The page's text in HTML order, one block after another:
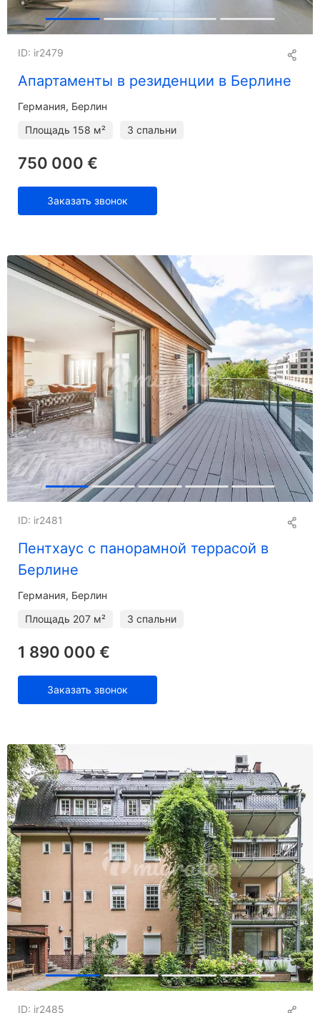
Апартаменты в резиденции в Берлине
ID: ir2479
Германия, Берлин
Площадь 158 м² 3 спальни
750 000 €
Заказать звонок
Пентхаус с панорамной террасой в
Берлине
ID: ir2481
Германия, Берлин
Площадь 207 м² 3 спальни
1 890 000 €
Заказать звонок
ID: ir2485